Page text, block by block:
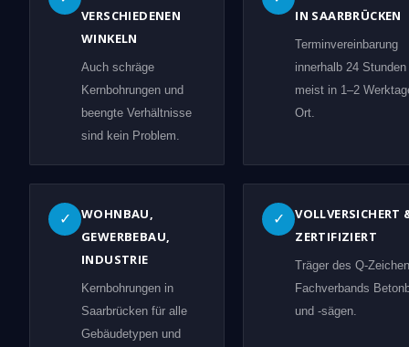
VERSCHIEDENEN
WINKELN
Auch schräge
Kernbohrungen und
beengte Verhältnisse
sind kein Problem.
IN SAARBRÜCKEN
Terminvereinbarung
innerhalb 24 Stunden
meist in 1–2
Ort.
✓
WOHNBAU,
GEWERBEBAU,
INDUSTRIE
Kernbohrungen in
Saarbrücken für alle
Gebäudetypen und
✓
VOLLVERSICHERT
ZERTIFIZIERT
Träger des Q-
Fachverbands
und -sägen.